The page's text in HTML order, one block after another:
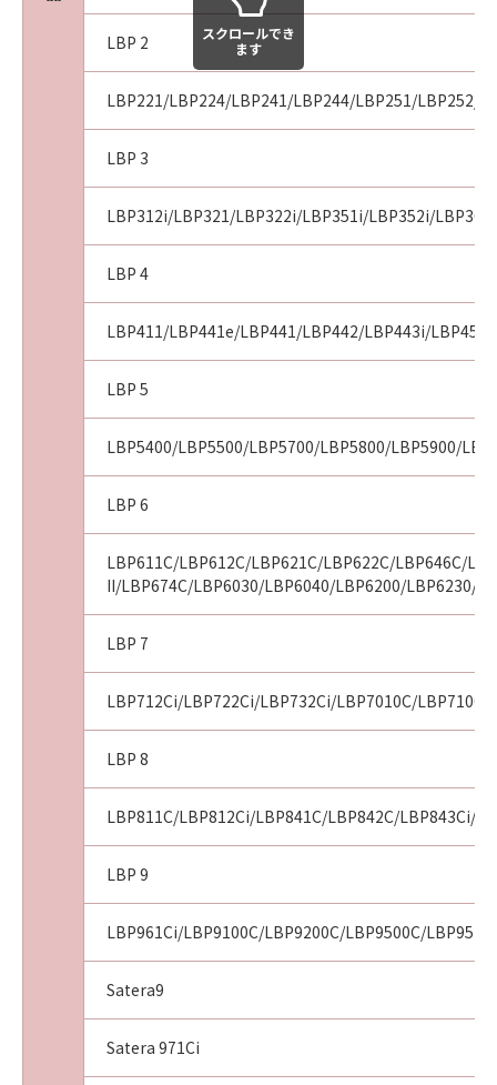
(2) お客様は、「本ソフトウェア」およびその
複製物のすべてを廃棄および消去することによ
(3) お客様が本契約書のいずれかの条項に違反
した場合、本契約書は直ちに終了します。
(4) お客様は、上記(3)によって本契約書が終了
した場合、速やかに、「本ソフトウェア」およ
びその複製物のすべてを廃棄または消去するも
のとします。
(5) 上記にかかわらず、本契約書第2条、第4条
から第7条まで、第8条第4項および第10条の規
定は、本契約書の終了後も効力を有します。
10．U.S. GOVERNMENT RESTRICTED RIGHTS
NOTICE
関また団体を意味します。もしお客様が米国政
府エンドユーザーである場合、以下の規定が適
用されます：The SOFTWARE is a "commercial
item," as that term is defined at 48 C.F.R.
2.101 (Oct 1995), consisting of "commercial
computer software" and "commercial
computer software documentation," as such
terms are used in 48 C.F.R. 12.212 (Sept 1995).
Consistent with 48 C.F.R. 12.212 and 48 C.F.R.
227.7202-1 through 227.7202-4 (June 1995),
all U.S. Government End Users shall acquire
the SOFTWARE with only those rights set
Shimomaruko 3-chome, Ohta-ku, Tokyo 146-
8501, Japan.
本契約書中で定義される「本ソフトウェア」を
意味し、指し示すものとします。
11．分離可能性
本契約書のいずれかの条項またはその一部が法
律により無効であると決定された場合でも、そ
の他の条項は完全に有効に存続するものとしま
す。
LBP 2
LBP221/LBP224/LBP241/LBP244/LBP251/LBP252/
LBP 3
LBP312i/LBP321/LBP322i/LBP351i/LBP352i/
LBP 4
LBP411/LBP441e/LBP441/LBP442/LBP443i/
LBP 5
LBP5400/LBP5500/LBP5700/LBP5800/LBP5900/
LBP 6
LBP611C/LBP612C/LBP621C/LBP622C/LBP646C/
II/LBP674C/LBP6030/LBP6040/LBP6200/LBP6230/
LBP 7
LBP712Ci/LBP722Ci/LBP732Ci/LBP7010C/
LBP 8
LBP811C/LBP812Ci/LBP841C/LBP842C/LBP843Ci/
LBP 9
LBP961Ci/LBP9100C/LBP9200C/LBP9500C/
Satera9
Satera 971Ci
スクロールでき
ます